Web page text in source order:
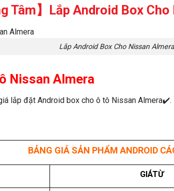
Tâm】 Lắp Android Box
Lắp Android Box Cho Nissan Almera
Nissan Almera
lắp đặt Android box cho ô tô Nissan Almera✔️.
BẢNG GIÁ SẢN PHẨM ANDROID
GIÁTỪ